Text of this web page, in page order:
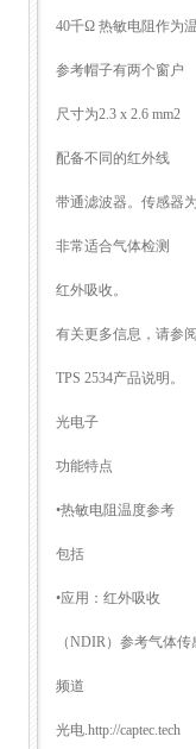
40千Ω 热敏电阻作为
参考帽子有两个窗户
尺寸为2.3 x 2.6 mm2
配备不同的红外线
带通滤波器。传感器为
非常适合气体检测
红外吸收。
有关更多信息，请参阅
TPS 2534产品说明。
光电子
功能特点
•热敏电阻温度参考
包括
•应用：红外吸收
（NDIR）参考气体传
频道
光电.http://captec.tech